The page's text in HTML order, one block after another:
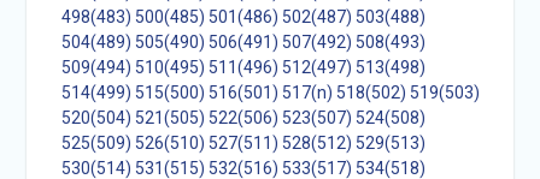
498(483) 500(485) 501(486) 502(487) 503(488)
504(489) 505(490) 506(491) 507(492) 508(493)
509(494) 510(495) 511(496) 512(497) 513(498)
514(499) 515(500) 516(501) 517(n) 518(502) 519(503)
520(504) 521(505) 522(506) 523(507) 524(508)
525(509) 526(510) 527(511) 528(512) 529(513)
530(514) 531(515) 532(516) 533(517) 534(518)